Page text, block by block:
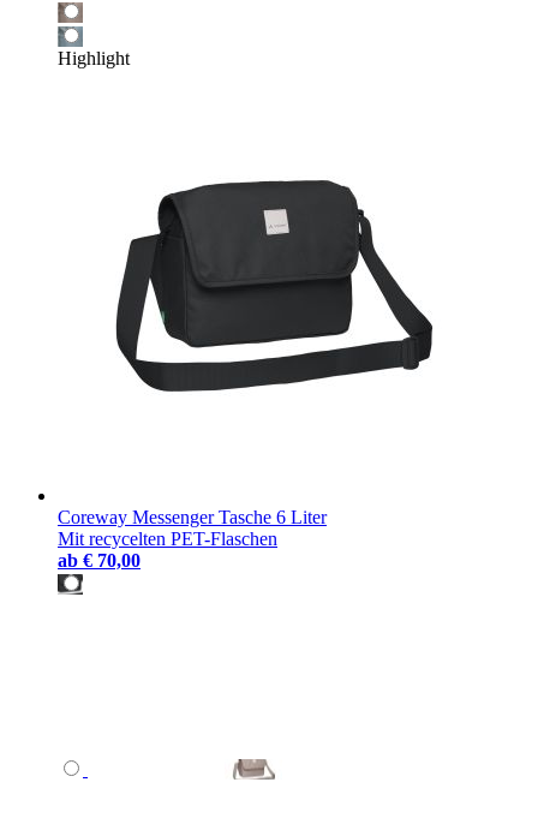
Highlight
Coreway Messenger Tasche 6 Liter
Mit recycelten PET-Flaschen
ab € 70,00